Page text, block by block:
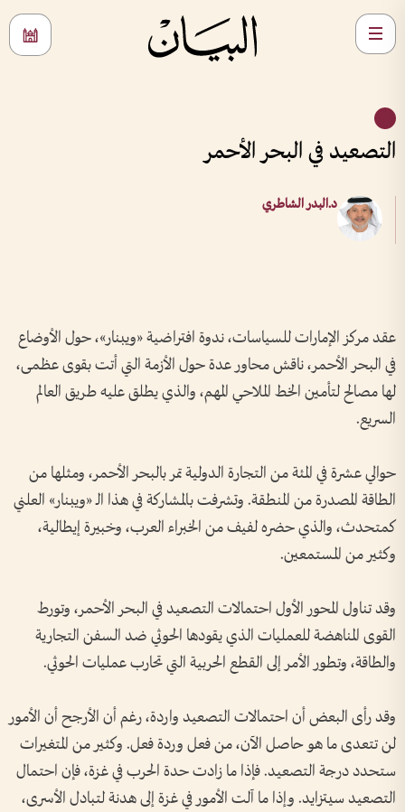
التصعيد في البحر الأحمر
د.البدر الشاطري
عقد مركز الإمارات للسياسات، ندوة افتراضية «ويبنار»، حول الأوضاع
في البحر الأحمر، ناقش محاور عدة حول الأزمة التي أتت بقوى عظمى،
لها مصالح لتأمين الخط الملاحي المهم، والذي يطلق عليه طريق العالم
السريع.
حوالي عشرة في المئة من التجارة الدولية تمر بالبحر الأحمر، ومثلها من
الطاقة المصدرة من المنطقة. وتشرفت بالمشاركة في هذا الـ «ويبنار» العلني
كمتحدث، والذي حضره لفيف من الخبراء العرب، وخبيرة إيطالية،
وكثير من المستمعين.
وقد تناول المحور الأول احتمالات التصعيد في البحر الأحمر، وتورط
القوى المناهضة للعمليات الذي يقودها الحوثي ضد السفن التجارية
والطاقة، وتطور الأمر إلى القطع الحربية التي تحارب عمليات الحوثي.
وقد رأى البعض أن احتمالات التصعيد واردة، رغم أن الأرجح أن الأمور
لن تتعدى ما هو حاصل الآن، من فعل وردة فعل. وكثير من المتغيرات
ستحدد درجة التصعيد. فإذا ما زادت حدة الحرب في غزة، فإن احتمال
التصعيد سيتزايد. وإذا ما آلت الأمور في غزة إلى هدنة لتبادل الأسرى،